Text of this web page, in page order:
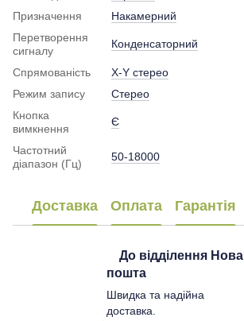
Призначення
Накамерний
Перетворення
сигналу
Конденсаторний
Спрямованість
Х-Y стерео
Режим запису
Стерео
Кнопка
вимкнення
Є
Частотний
діапазон (Гц)
50-18000
Доставка Оплата Гарантія
До відділення Нова
пошта
Швидка та надійна
доставка.